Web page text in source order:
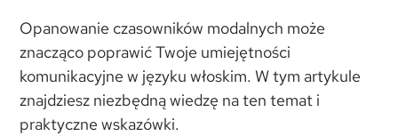
Opanowanie czasowników modalnych może
znacząco poprawić Twoje umiejętności
komunikacyjne w języku włoskim. W tym artykule
znajdziesz niezbędną wiedzę na ten temat i
praktyczne wskazówki.